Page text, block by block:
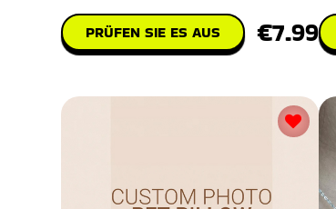
PRÜFEN SIE ES AUS €7.99